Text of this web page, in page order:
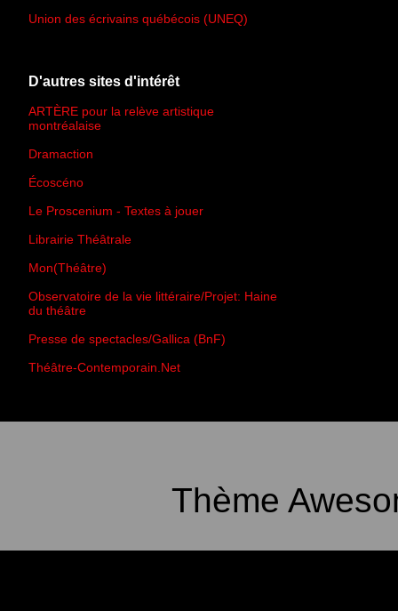
Union des écrivains québécois (UNEQ)
D'autres sites d'intérêt
ARTÈRE pour la relève artistique
montréalaise
Dramaction
Écoscéno
Le Proscenium - Textes à jouer
Librairie Théâtrale
Mon(Théâtre)
Observatoire de la vie littéraire/Projet: Haine
du théâtre
Presse de spectacles/Gallica (BnF)
Théâtre-Contemporain.Net
Thème